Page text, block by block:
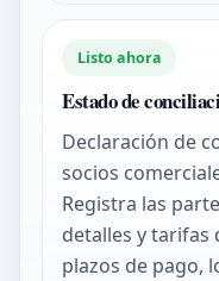
Listo ahora
Estado de
Declaración de
socios
Registra las
detalles y tarifas
plazos de pago,